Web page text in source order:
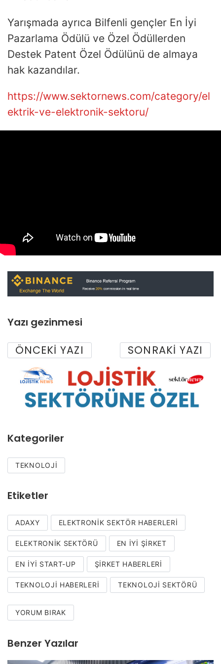
Yarışmada ayrıca Bilfenli gençler En İyi
Pazarlama Ödülü ve Özel Ödüllerden
Destek Patent Özel Ödülünü de almaya
hak kazandılar.
https://www.sektornews.com/category/el
ektrik-ve-elektronik-sektoru/
Yazı gezinmesi
ÖNCEKI YAZI SONRAKI YAZI
Kategoriler
TEKNOLOJI
Etiketler
ADAXY ELEKTRONIK SEKTÖR HABERLERI
ELEKTRONIK SEKTÖRÜ EN İYI ŞIRKET
EN İYI START-UP ŞIRKET HABERLERI
TEKNOLOJI HABERLERI TEKNOLOJI SEKTÖRÜ
YORUM BIRAK
Benzer Yazılar